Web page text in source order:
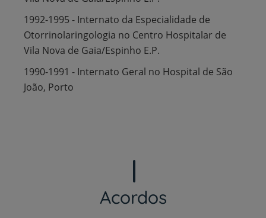
1992-1995 - Internato da Especialidade de
Otorrinolaringologia no Centro Hospitalar de
Vila Nova de Gaia/Espinho E.P.
1990-1991 - Internato Geral no Hospital de São
João, Porto
Acordos